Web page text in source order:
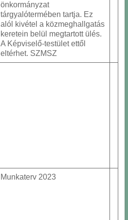
önkormányzat
tárgyalótermében tartja. Ez
alól kivétel a közmeghallgatás
keretein belül megtartott ülés.
A Képviselő-testület ettől
eltérhet. SZMSZ
Munkaterv 2023